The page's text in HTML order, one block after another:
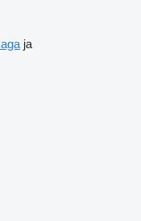
ja